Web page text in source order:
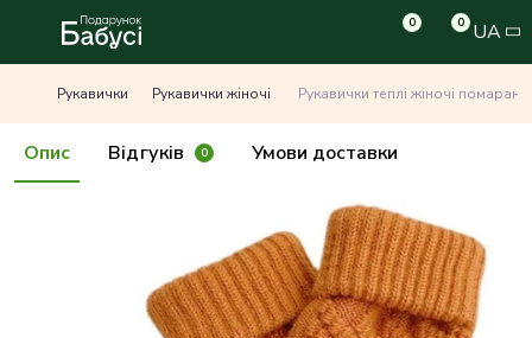
0 0 UA
Рукавички Рукавички жіночі Рукавички теплі жіночі
Опис Відгуків 0 Умови доставки